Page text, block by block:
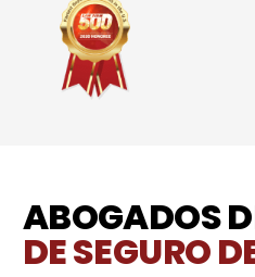
ABOGADOS
DE SEGURO